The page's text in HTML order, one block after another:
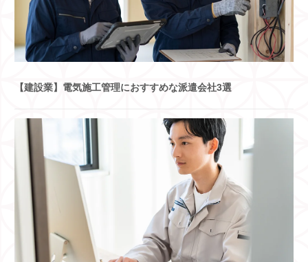
【建設業】電気施工管理におすすめな派遣会社3選